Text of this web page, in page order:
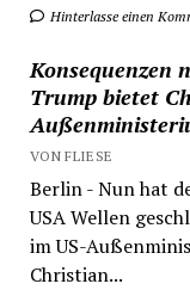
Hinterlasse einen
Konsequenzen
Trump bietet
VON FLIESE
Berlin - Nun hat
USA Wellen
im US-
Christian...